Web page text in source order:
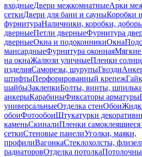
входныеДвери межкомнатныеАрки
сеткиДвери для бани и сауныКоробки и
фурнитураНаличники, коробки,
дверныеПетли дверныеФурнитура
дверныеОкна и подоконникиОкна
мансардныеФурнитура оконнаяМягкие
на окнаЖалюзи уличныеПленки
изделияСаморезы, шурупыГвозди
штифтыПерфорированный крепеж
шайбыЗаклепкиБолты, винты,
анкерыКарабиныФиксаторы арматуры
универсальныеОтделка стенОбои
обоиФотообоиШтукатурки
каменьСкиналиПленки самоклеящиеся
сеткиСтеновые панелиУголки, маяки,
профилиВагонкаСтеклохолсты,
радиаторовОтделка потолка